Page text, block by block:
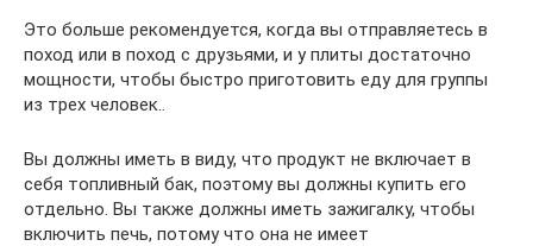
Это больше рекомендуется, когда вы отправляетесь в
поход или в поход с друзьями, и у плиты достаточно
мощности, чтобы быстро приготовить еду для группы
из трех человек..
Вы должны иметь в виду, что продукт не включает в
себя топливный бак, поэтому вы должны купить его
отдельно. Вы также должны иметь зажигалку, чтобы
включить печь, потому что она не имеет